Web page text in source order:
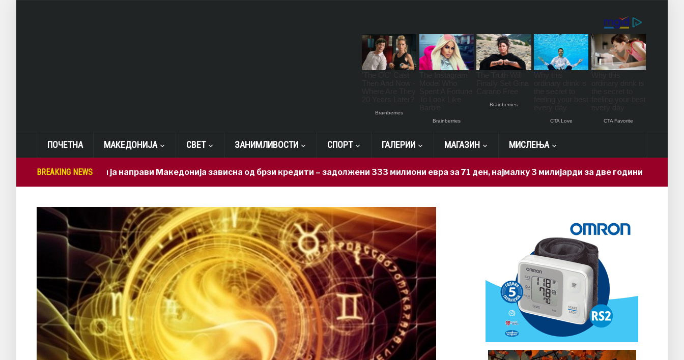
ПОЧЕТНА МАКЕДОНИЈА СВЕТ ЗАНИМЛИВОСТИ СПОРТ ГАЛЕРИИ МАГАЗИН МИСЛЕЊА
BREAKING NEWS
Мицкоски ја направи Македонија зависна од брзи кредити – задолжени 333 милиони евра за 71 ден, најмалку 3 милијарди за две години 16 hours ago